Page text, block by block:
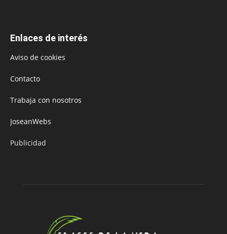
Enlaces de interés
Aviso de cookies
Contacto
Trabaja con nosotros
JoseanWebs
Publicidad